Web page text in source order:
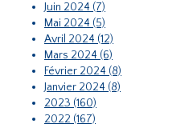
Juin 2024 (7)
Mai 2024 (5)
Avril 2024 (12)
Mars 2024 (6)
Février 2024 (8)
Janvier 2024 (8)
2023 (160)
2022 (167)